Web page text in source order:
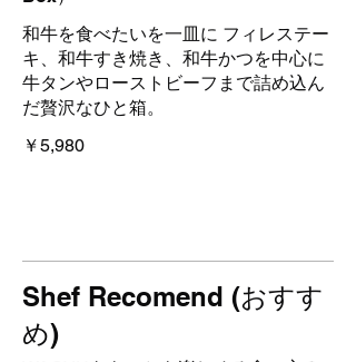
和牛を食べたいを一皿に フィレステー
キ、和牛すき焼き、和牛かつを中心に
牛タンやローストビーフまで詰め込ん
だ贅沢なひと箱。
￥5,980
Shef Recomend (おすす
め)